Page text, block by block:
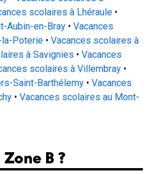
scolaires à Lhéraule •
Aubin-en-Bray • Vacances
la-Poterie • Vacances scolaires à
à Savignies • Vacances
scolaires à Villembray •
Saint-Barthélemy • Vacances
• Vacances scolaires au Mont-
B ?